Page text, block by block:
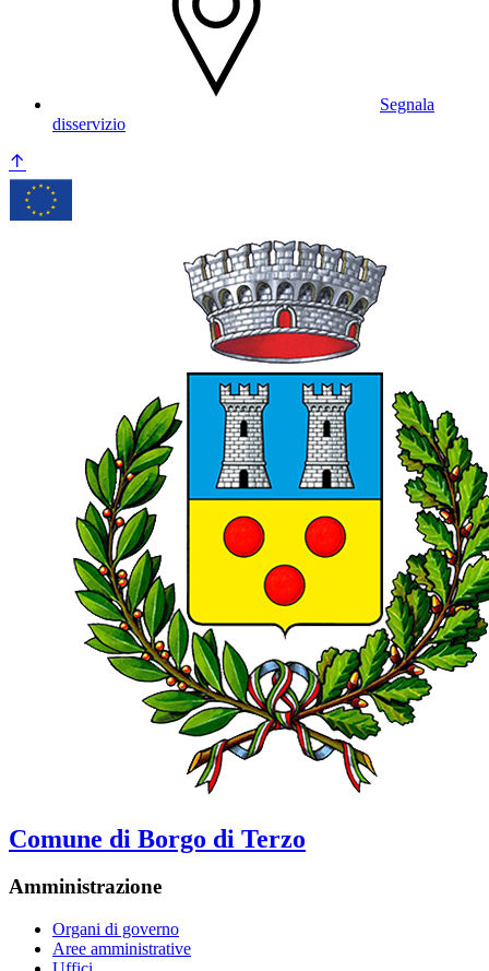
Segnala
disservizio
Comune di Borgo di Terzo
Amministrazione
Organi di governo
Aree amministrative